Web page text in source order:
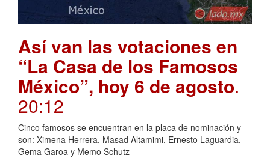
Así van las votaciones en
“La Casa de los Famosos
México”, hoy 6 de agosto.
20:12
Cinco famosos se encuentran en la placa de nominación y
son: Ximena Herrera, Masad Altamimi, Ernesto Laguardia,
Gema Garoa y Memo Schutz